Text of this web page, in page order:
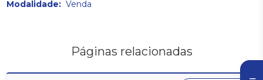
Modalidade:Venda
Páginas relacionadas